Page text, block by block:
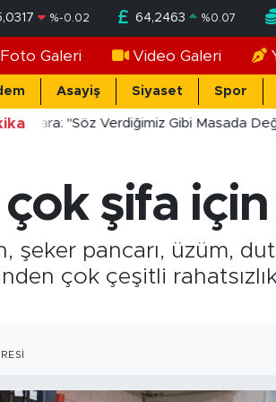
%-0.02 64,2463 %0.07
Foto Galeri Video Galeri
Asayiş Siyaset Spor
"Söz Verdiğimiz Gibi Masada
çok şifa
şeker pancarı, üzüm,
çok çeşitli